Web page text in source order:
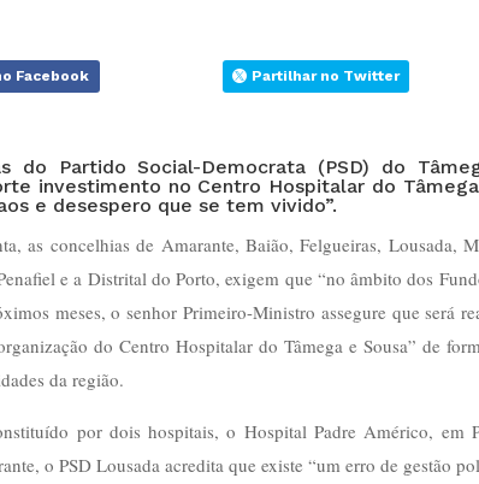
Facebook Partilhar no Twitter
do Partido Social-Democrata (PSD) do
investimento no Centro Hospitalar do
e desespero que se tem vivido”.
as concelhias de Amarante, Baião, Felgueiras, Lousada,
e a Distrital do Porto, exigem que “no âmbito dos
meses, o senhor Primeiro-Ministro assegure que será
do Centro Hospitalar do Tâmega e Sousa” de
da região.
por dois hospitais, o Hospital Padre Américo, em
o PSD Lousada acredita que existe “um erro de gestão